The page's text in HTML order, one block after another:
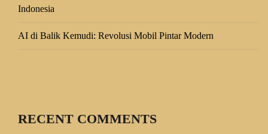
Indonesia
AI di Balik Kemudi: Revolusi Mobil Pintar Modern
RECENT COMMENTS